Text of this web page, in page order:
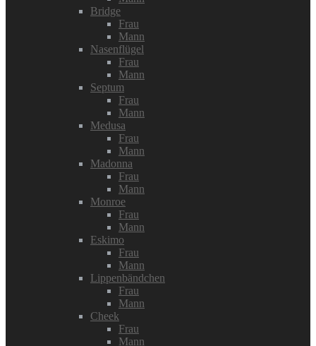
Bridge
Frau
Mann
Nasenflügel
Frau
Mann
Septum
Frau
Mann
Medusa
Frau
Mann
Madonna
Frau
Mann
Monroe
Frau
Mann
Eskimo
Frau
Mann
Lippenbändchen
Frau
Mann
Cheek
Frau
Mann